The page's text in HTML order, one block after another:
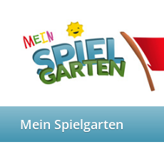
content
Mein Spielgarten